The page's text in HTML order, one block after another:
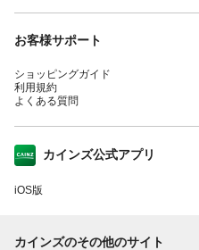
お客様サポート
ショッピングガイド
利用規約
よくある質問
カインズ公式アプリ
iOS版
カインズのその他のサイト